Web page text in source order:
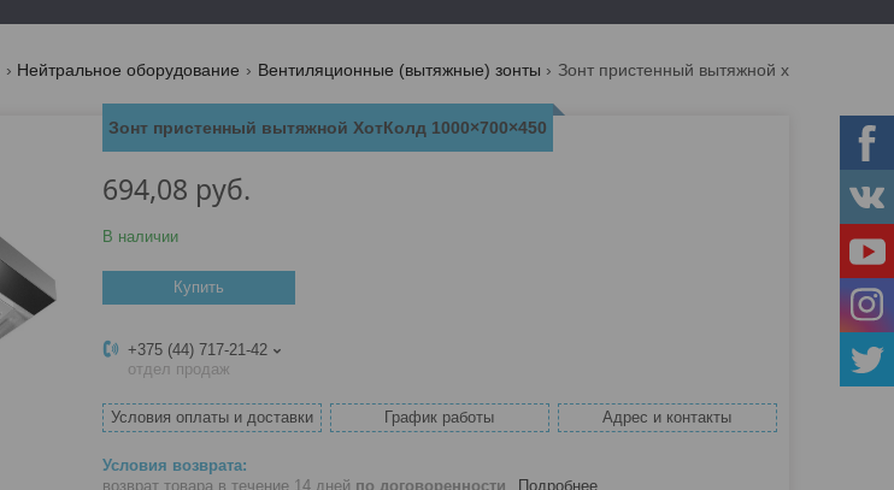
Нейтральное оборудование Вентиляционные (вытяжные) зонты
Зонт пристенный вытяжной ХотКолд 1000×700×450
694,08 руб.
В наличии
Купить
+375 (44) 717-21-42
отдел продаж
Условия оплаты и доставки График работы Адрес и контакты
возврат товара в течение 14 дней по договоренности Подробнее